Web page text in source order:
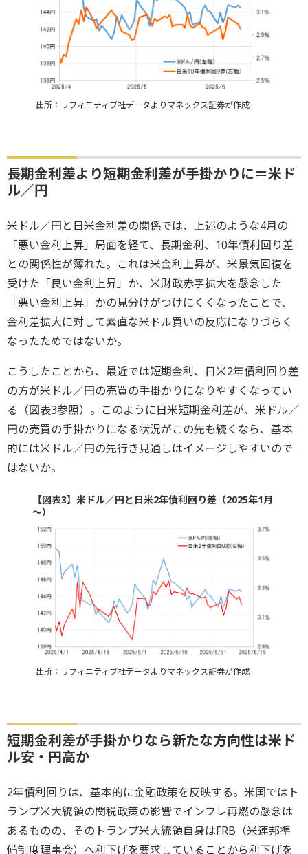
出所：リフィニティブ社データよりマネックス証券が作成
長期金利差より短期金利差が手掛かりに＝米ド
ル／円
米ドル／円と日米金利差の関係では、上述のような4月の
「悪い金利上昇」局面を経て、長期金利、10年債利回り差
との関係性が薄れた。これは米金利上昇が、米景気回復を
受けた「良い金利上昇」か、米財政赤字拡大を懸念した
「悪い金利上昇」かの見分けがつけにくくなったことで、
金利差拡大に対して素直な米ドル買いの反応になりづらく
なったためではないか。
こうしたことから、最近では短期金利、日米2年債利回り差
の方が米ドル／円の売買の手掛かりになりやすくなってい
る（図表3参照）。このように日米短期金利差が、米ドル／
円の売買の手掛かりになる状況がこの先も続くなら、基本
的には米ドル／円の先行き見通しはイメージしやすいので
はないか。
【図表3】米ドル／円と日米2年債利回り差（2025年1月
～）
出所：リフィニティブ社データよりマネックス証券が作成
短期金利差が手掛かりなら新たな方向性は米ド
ル安・円高か
2年債利回りは、基本的に金融政策を反映する。米国ではト
ランプ米大統領の関税政策の影響でインフレ再燃の懸念は
あるものの、そのトランプ米大統領自身はFRB（米連邦準
備制度理事会）へ利下げを要求していることから利下げを